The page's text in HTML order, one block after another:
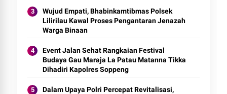
Wujud Empati, Bhabinkamtibmas Polsek
Lilirilau Kawal Proses Pengantaran Jenazah
Warga Binaan
Event Jalan Sehat Rangkaian Festival
Budaya Gau Maraja La Patau Matanna Tikka
Dihadiri Kapolres Soppeng
Dalam Upaya Polri Percepat Revitalisasi,